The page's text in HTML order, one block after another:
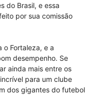
do Brasil, e essa
por sua comissão
o Fortaleza, e a
desempenho. Se
ainda mais entre os
para um clube
dos gigantes do futebol